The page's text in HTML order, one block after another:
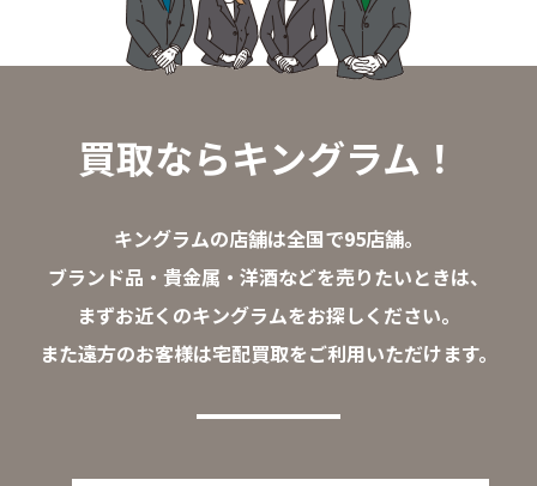
買取ならキングラム！
キングラムの店舗は全国で95店舗。
ブランド品・貴金属・洋酒などを売りたいときは、
まずお近くのキングラムをお探しください。
また遠方のお客様は宅配買取をご利用いただけます。